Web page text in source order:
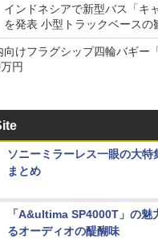
インドネシアで新型バス「キ
を発表 小型トラックベースの
向けフラグシップ四輪バギー
円
ソニーミラーレス一眼の大特
まとめ
「A&ultima SP4000T」の魅
るオーディオの醍醐味